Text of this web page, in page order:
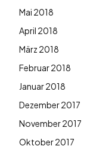
Mai 2018
April 2018
März 2018
Februar 2018
Januar 2018
Dezember 2017
November 2017
Oktober 2017